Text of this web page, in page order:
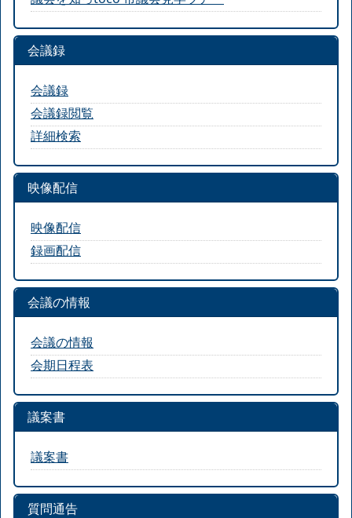
会議録
会議録
会議録閲覧
詳細検索
映像配信
映像配信
録画配信
会議の情報
会議の情報
会期日程表
議案書
議案書
質問通告